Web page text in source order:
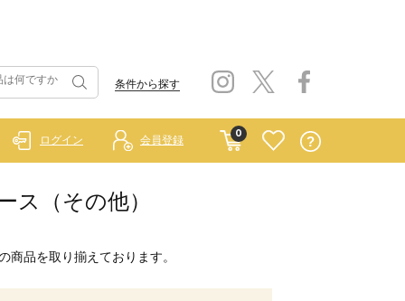
条件から探す
0
ログイン 会員登録
ス（その他）
商品を取り揃えております。